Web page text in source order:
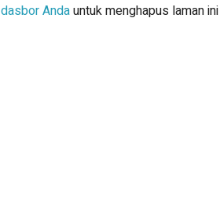
dasbor Andauntuk menghapus laman